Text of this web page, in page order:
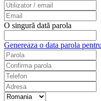
O singură dată parola
Genereaza o data parola